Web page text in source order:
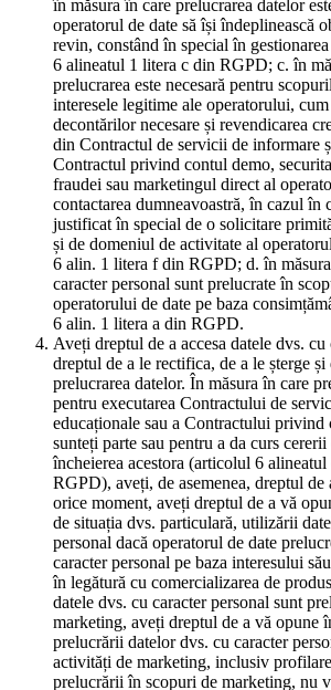
în măsura în care prelucrarea datelor
operatorul de date să își îndeplinească
revin, constând în special în
6 alineatul 1 litera c din RGPD; c. în
prelucrarea este necesară pentru
interesele legitime ale operatorului,
decontărilor necesare și revendicarea
din Contractul de servicii de informare
Contractul privind contul demo,
fraudei sau marketingul direct al
contactarea dumneavoastră, în cazul în
justificat în special de o solicitare
și de domeniul de activitate al
6 alin. 1 litera f din RGPD; d. în
caracter personal sunt prelucrate în
operatorului de date pe baza
6 alin. 1 litera a din RGPD.
Aveți dreptul de a accesa datele dvs. cu
dreptul de a le rectifica, de a le șterge
prelucrarea datelor. În măsura în care
pentru executarea Contractului de
educaționale sau a Contractului privind
sunteți parte sau pentru a da curs
încheierea acestora (articolul 6
RGPD), aveți, de asemenea, dreptul de
orice moment, aveți dreptul de a vă
de situația dvs. particulară, utilizării
personal dacă operatorul de date
caracter personal pe baza interesului
în legătură cu comercializarea de
datele dvs. cu caracter personal sunt
marketing, aveți dreptul de a vă opune
prelucrării datelor dvs. cu caracter
activități de marketing, inclusiv
prelucrării în scopuri de marketing, nu